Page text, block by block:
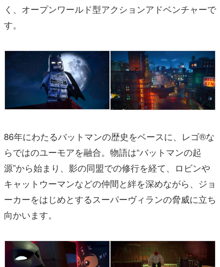
く、オープンワールド型アクションアドベンチャーで
す。
86年にわたるバットマンの歴史をベースに、レゴ®な
らではのユーモアを融合。物語は“バットマンの起
源”から始まり、影の同盟での修行を経て、ロビンや
キャットウーマンなどの仲間と絆を深めながら、ジョ
ーカーをはじめとするスーパーヴィランの脅威に立ち
向かいます。